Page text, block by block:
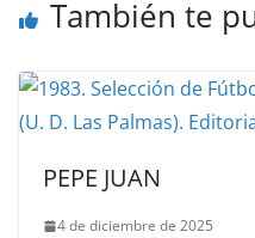
También te
PEPE JUAN
4 de diciembre de 2025